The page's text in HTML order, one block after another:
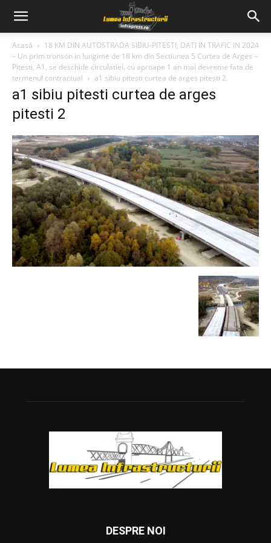
Acasă
18 KM DIN AUTOSTRADA SIBIU-PITESTI, DATI IN TRAFIC IN 2024
– Un prim tronson in lungime de 18 km din Sectiunea 5 Curtea de Arges –
Pitesti, A1, se deschide circulatiei, cu aproape 1 an mai devreme fata de
termenul contractual
a1 sibiu pitesti curtea de arges pitesti 2
a1 sibiu pitesti curtea de arges
pitesti 2
DESPRE NOI